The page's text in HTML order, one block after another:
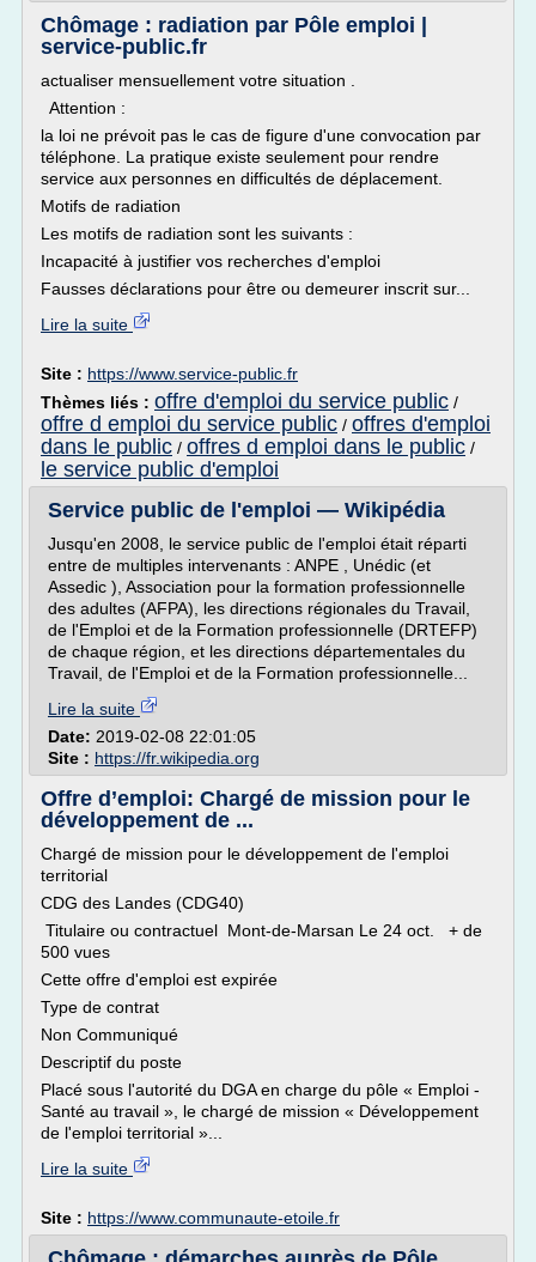
Chômage : radiation par Pôle emploi |
service-public.fr
actualiser mensuellement votre situation .
Attention :
la loi ne prévoit pas le cas de figure d'une convocation par
téléphone. La pratique existe seulement pour rendre
service aux personnes en difficultés de déplacement.
Motifs de radiation
Les motifs de radiation sont les suivants :
Incapacité à justifier vos recherches d'emploi
Fausses déclarations pour être ou demeurer inscrit sur...
Lire la suite
Site : https://www.service-public.fr
Thèmes liés : offre d'emploi du service public /
offre d emploi du service public / offres d'emploi
dans le public / offres d emploi dans le public /
le service public d'emploi
Service public de l'emploi — Wikipédia
Jusqu'en 2008, le service public de l'emploi était réparti
entre de multiples intervenants : ANPE , Unédic (et
Assedic ), Association pour la formation professionnelle
des adultes (AFPA), les directions régionales du Travail,
de l'Emploi et de la Formation professionnelle (DRTEFP)
de chaque région, et les directions départementales du
Travail, de l'Emploi et de la Formation professionnelle...
Lire la suite
Date: 2019-02-08 22:01:05
Site : https://fr.wikipedia.org
Offre d’emploi: Chargé de mission pour le
développement de ...
Chargé de mission pour le développement de l'emploi
territorial
CDG des Landes (CDG40)
Titulaire ou contractuel Mont-de-Marsan Le 24 oct. + de
500 vues
Cette offre d'emploi est expirée
Type de contrat
Non Communiqué
Descriptif du poste
Placé sous l'autorité du DGA en charge du pôle « Emploi -
Santé au travail », le chargé de mission « Développement
de l'emploi territorial »...
Lire la suite
Site : https://www.communaute-etoile.fr